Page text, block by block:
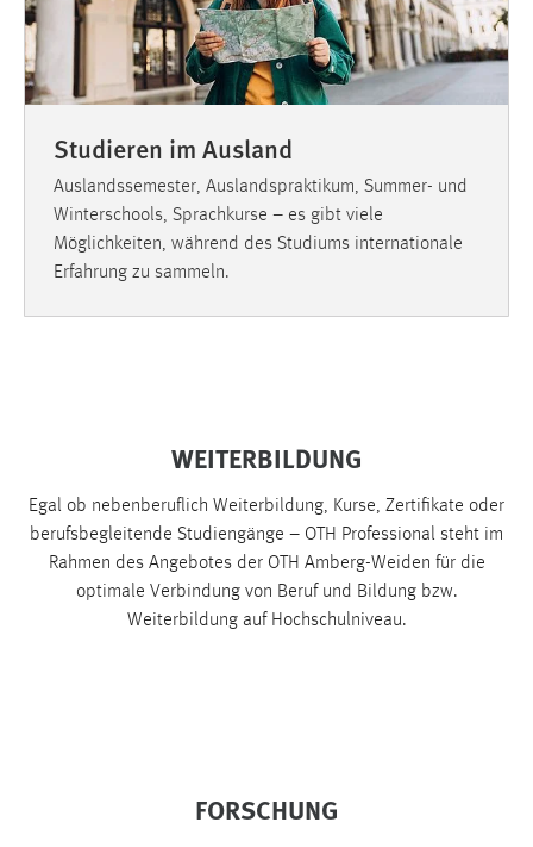
Studieren im Ausland
Auslandssemester, Auslandspraktikum, Summer- und
Winterschools, Sprachkurse – es gibt viele
Möglichkeiten, während des Studiums internationale
Erfahrung zu sammeln.
WEITERBILDUNG
Egal ob nebenberuflich Weiterbildung, Kurse, Zertifikate oder
berufsbegleitende Studiengänge – OTH Professional steht im
Rahmen des Angebotes der OTH Amberg-Weiden für die
optimale Verbindung von Beruf und Bildung bzw.
Weiterbildung auf Hochschulniveau.
FORSCHUNG